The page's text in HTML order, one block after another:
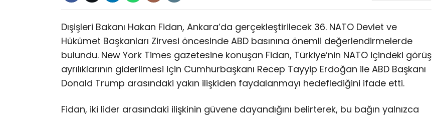
Dışişleri Bakanı Hakan Fidan, Ankara’da gerçekleştirilecek 36. NATO Devlet ve
Hükümet Başkanları Zirvesi öncesinde ABD basınına önemli değerlendirmelerde
bulundu. New York Times gazetesine konuşan Fidan, Türkiye’nin NATO içindeki görüş
ayrılıklarının giderilmesi için Cumhurbaşkanı Recep Tayyip Erdoğan ile ABD Başkanı
Donald Trump arasındaki yakın ilişkiden faydalanmayı hedeflediğini ifade etti.
Fidan, iki lider arasındaki ilişkinin güvene dayandığını belirterek, bu bağın yalnızca